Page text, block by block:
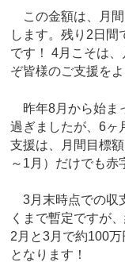
この金額は、月間
します。残り2日間
です！ 4月こそは
ぞ皆様のご支援を
昨年8月から始ま
過ぎましたが、6ヶ
支援は、月間目標
～1月）だけでも赤
3月末時点での収
くまで暫定ですが
2月と3月で約100
となります！